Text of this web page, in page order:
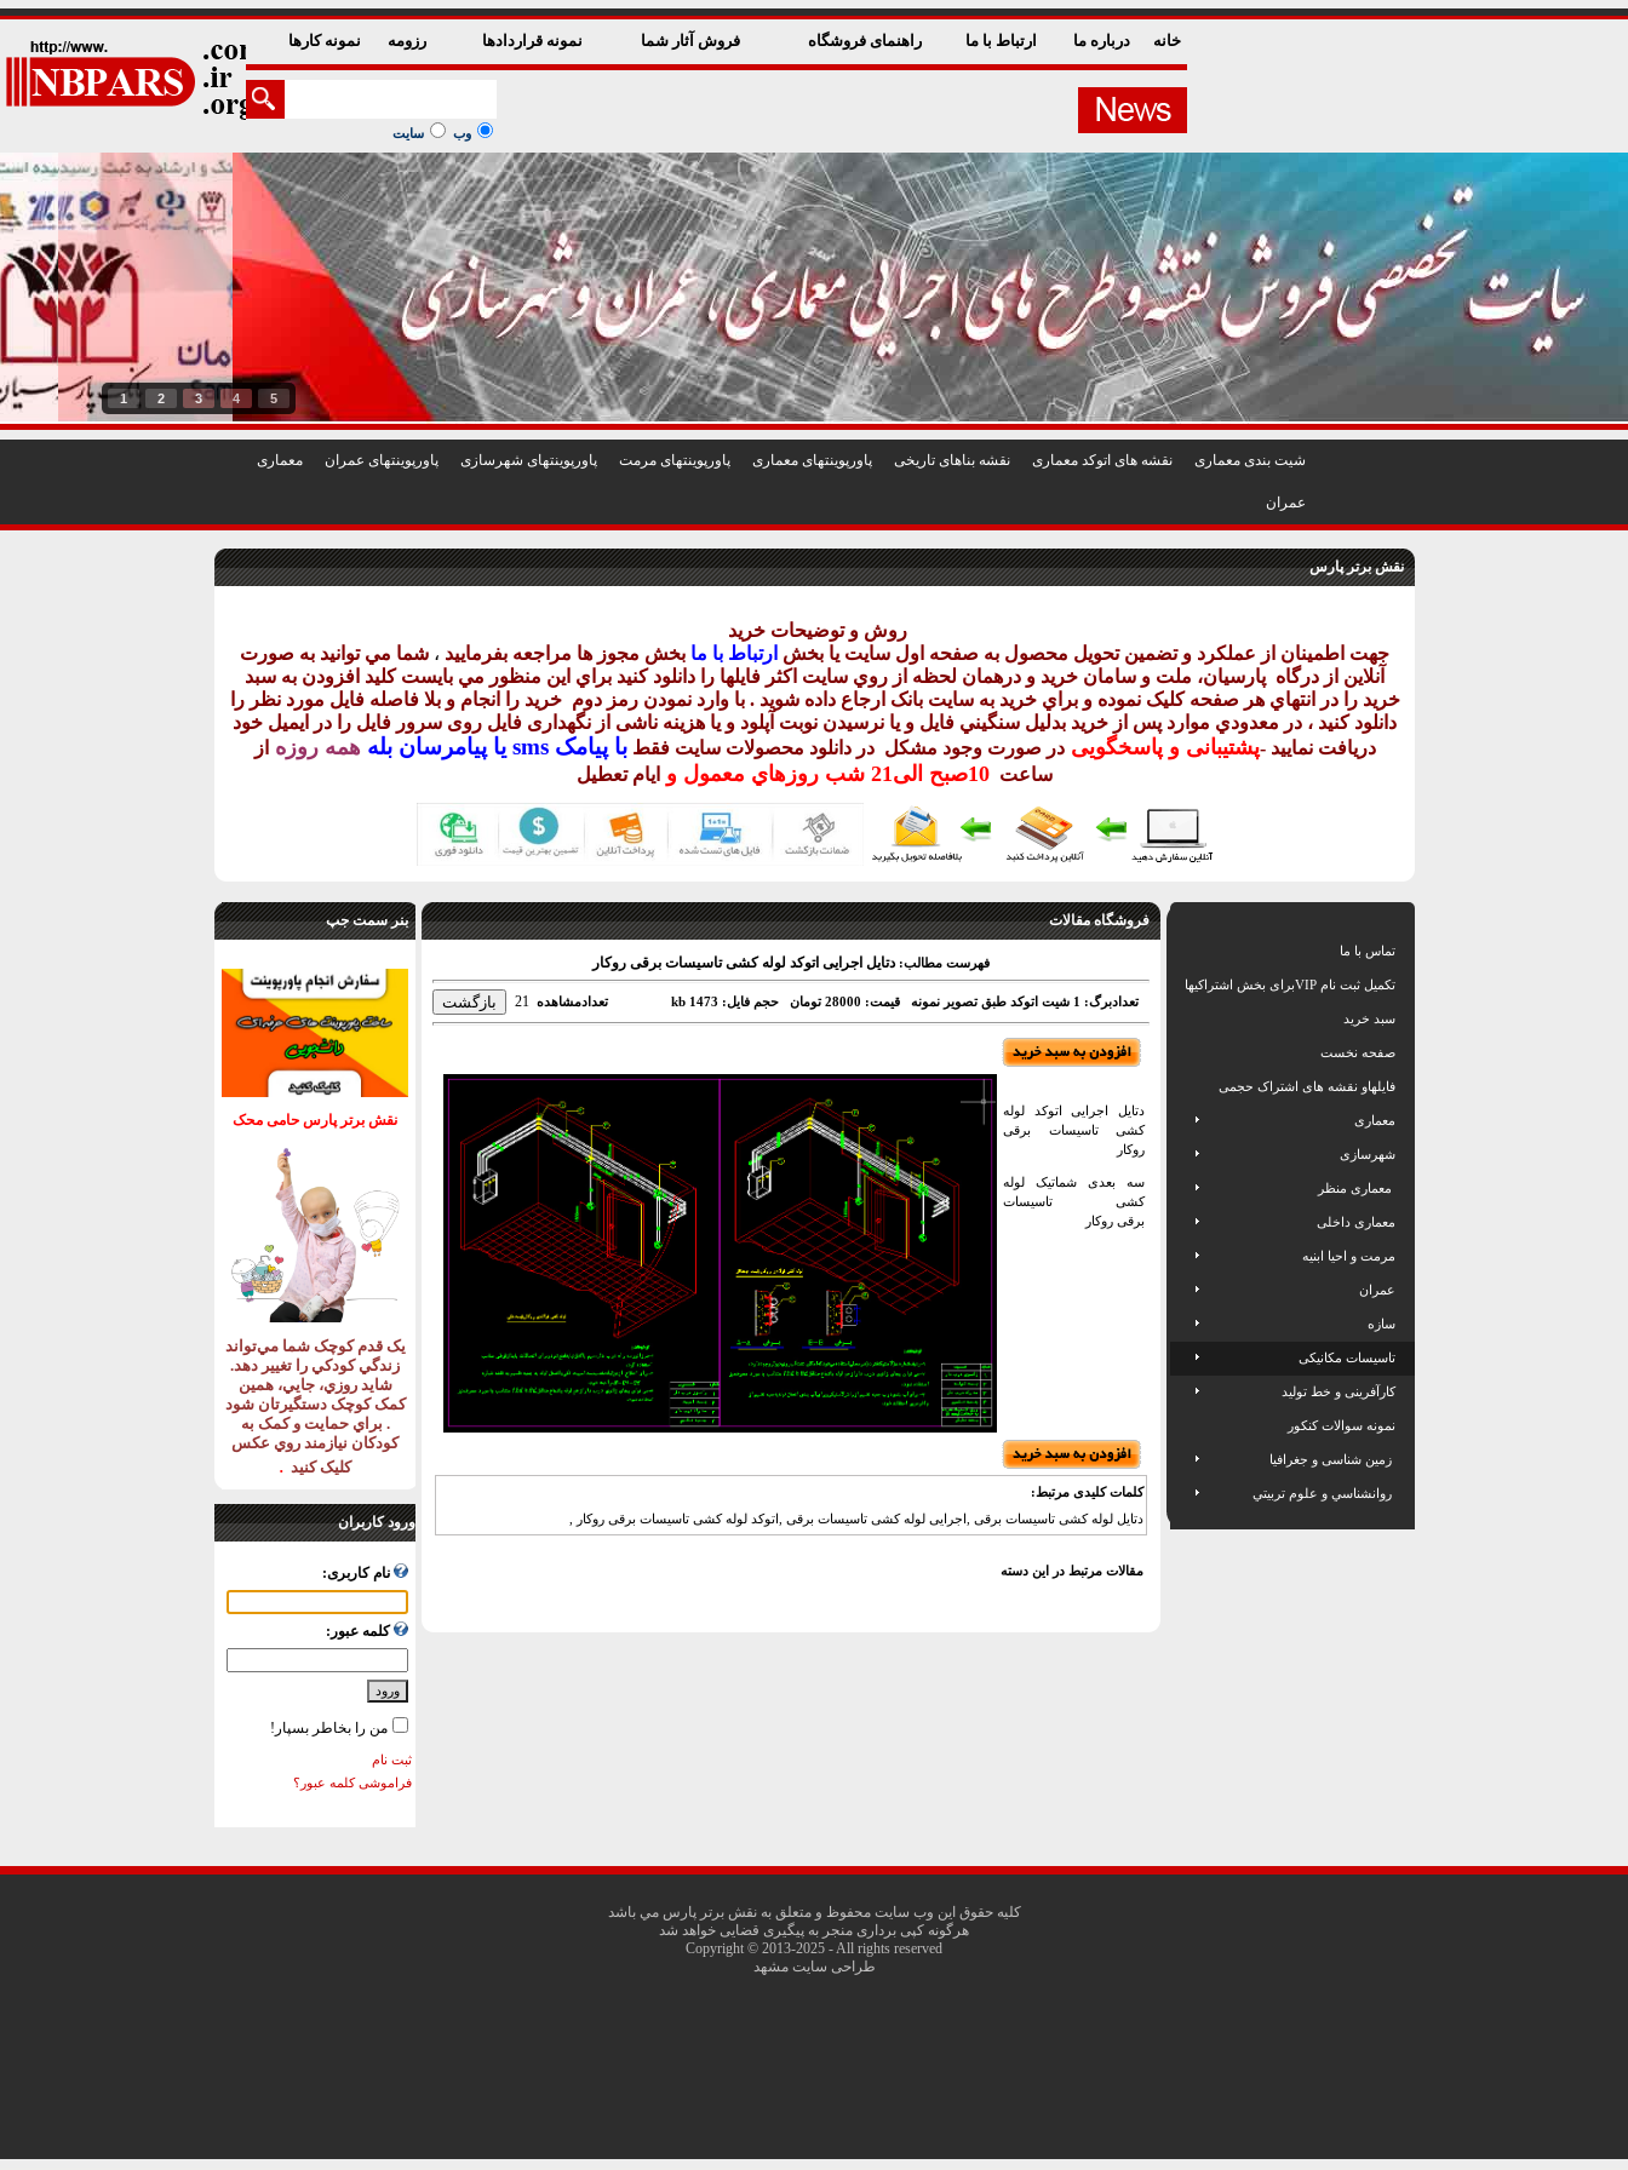
خانه درباره ما ارتباط با ما راهنمای فروشگاه فروش آثار شما نمونه قراردادها رزومه نمونه کارها
وب سایت
1 2 3 4 5
شيت بندی معماری نقشه های اتوکد معماری نقشه بناهای تاريخی پاورپوينتهای معماری پاورپوينتهای مرمت پاورپوينتهای شهرسازی پاورپوينتهای عمران معماری
عمران
نقش برتر پارس
روش و توضيحات خريد
جهت اطمينان از عملکرد و تضمين تحويل محصول به صفحه اول سايت يا بخش ارتباط با ما بخش مجوز ها مراجعه بفرماييد ، شما مي توانيد به صورت
آنلاين از درگاه پارسيان، ملت و سامان خريد و درهمان لحظه از روي سايت اکثر فايلها را دانلود کنيد براي اين منظور مي بايست کليد افزودن به سبد
خريد را در انتهاي هر صفحه کليک نموده و براي خريد به سايت بانک ارجاع داده شويد . با وارد نمودن رمز دوم خريد را انجام و بلا فاصله فايل مورد نظر را
دانلود کنيد ، در معدودي موارد پس از خريد بدليل سنگيني فايل و يا نرسيدن نوبت آپلود و يا هزينه ناشی از نگهداری فايل روی سرور فايل را در ايميل خود
دريافت نماييد -پشتيبانی و پاسخگويیدر صورت وجود مشکل در دانلود محصولات سايت فقطباپيامک sms يا پيامرسان بله همه روزه از
ساعت 10صبح الی21 شب روزهاي معمول و ايام تعطيل
بنر سمت جپ
نقش برتر پارس حامی محک
يک قدم کوچک شما مي‌تواند
زندگي کودکي را تغيير دهد.
شايد روزي، جايي، همين
کمک کوچک دستگيرتان شود
. براي حمايت و کمک به
کودکان نيازمند روي عکس
کليک کنيد .
ورود کاربران
نام کاربری:
کلمه عبور:
من را بخاطر بسپار!
ثبت نام
فراموشی کلمه عبور؟
فروشگاه مقالات
فهرست مطالب: دتایل اجرایی اتوکد لوله کشی تاسیسات برقی روکار
تعدادبرگ: 1 شیت اتوکد طبق تصویر نمونه قیمت: 28000 تومان حجم فایل: 1473 kb تعدادمشاهده 21
دتایل اجرایی اتوکد لوله
کشی تاسیسات برقی
روکار
سه بعدی شماتیک لوله
کشی تاسیسات
برقی روکار
کلمات کلیدی مرتبط:
دتایل لوله کشی تاسیسات برقی ,اجرایی لوله کشی تاسیسات برقی ,اتوکد لوله کشی تاسیسات برقی روکار ,
مقالات مرتبط در این دسته
تماس با ما
تکمیل ثبت نام VIPبرای بخش اشتراکیها
سبد خرید
صفحه نخست
فایلهاو نقشه های اشتراک حجمی
معماری
شهرسازی
معماری منظر
معماری داخلی
مرمت و احیا ابنیه
عمران
سازه
تاسیسات مکانیکی
کارآفرینی و خط تولید
نمونه سوالات کنکور
زمین شناسی و جغرافیا
روانشناسي و علوم تربيتي
کليه حقوق اين وب سايت محفوظ و متعلق به نقش برتر پارس مي باشد
هرگونه کپی برداری منجر به پیگیری قضایی خواهد شد
Copyright © 2013-2025 - All rights reserved
طراحی سایت مشهد